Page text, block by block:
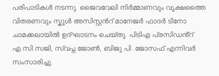
പരിപാടികൾ നടന്നു. ജൈവവേലി നിർമ്മാണവും വൃക്ഷത്തൈ
വിതരണവും സ്കൂൾ അസിസ്റ്റൻറ് മാനേജർ ഫാദർ ടിനോ
ചാമക്കലായിൽ ഉദ്ഘാടനം ചെയ്തു. പിടിഎ പ്രസിഡൻ്റ്
എ.സി.സജി, സ്വപ്ന ജോൺ, ബിജു പി .ജോസഫ് എന്നിവർ
സംസാരിച്ചു.